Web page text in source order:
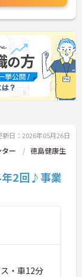
新日：2026年05月26日
ー
徳島健康生
年2回♪事業
・車12分